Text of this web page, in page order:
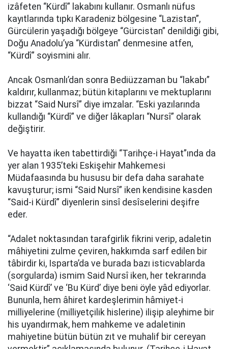
izâfeten “Kürdî” lakabını kullanır. Osmanlı nüfus
kayıtlarında tıpkı Karadeniz bölgesine “Lazistan”,
Gürcülerin yaşadığı bölgeye “Gürcistan” denildiği gibi,
Doğu Anadolu’ya “Kürdistan” denmesine atfen,
“Kürdî” soyismini alır.
Ancak Osmanlı’dan sonra Bediüzzaman bu “lakabı”
kaldırır, kullanmaz; bütün kitaplarını ve mektuplarını
bizzat “Said Nursî” diye imzalar. “Eski yazılarında
kullandığı “Kürdî” ve diğer lâkapları “Nursî” olarak
değiştirir.
Ve hayatta iken tabettirdiği “Tarihçe-i Hayat”ında da
yer alan 1935’teki Eskişehir Mahkemesi
Müdafaasında bu hususu bir defa daha sarahate
kavuşturur; ismi “Said Nursî” iken kendisine kasden
“Said-i Kürdî” diyenlerin sinsî desîselerini deşifre
eder.
“Adalet noktasından tarafgirlik fikrini verip, adaletin
mâhiyetini zulme çeviren, hakkımda sarf edilen bir
tâbirdir ki, Isparta’da ve burada bazı isticvablarda
(sorgularda) ismim Said Nursî iken, her tekrarında
‘Said Kürdî’ ve ‘Bu Kürd’ diye beni öyle yâd ediyorlar.
Bununla, hem âhiret kardeşlerimin hâmiyet-i
milliyelerine (milliyetçilik hislerine) ilişip aleyhime bir
his uyandırmak, hem mahkeme ve adaletinin
mahiyetine bütün bütün zıt ve muhalif bir cereyan